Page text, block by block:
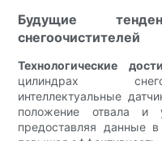
Будущие
снегоочистителей
Технологические
цилиндрах
интеллектуальные
положение отвала и
предоставляя данные